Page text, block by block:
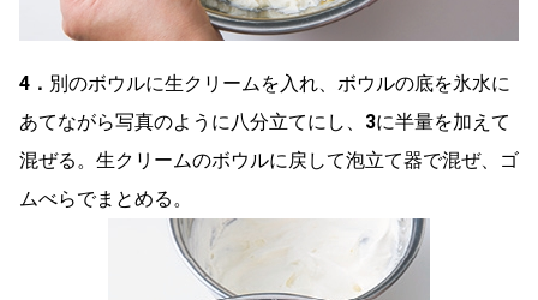
4． 別のボウルに生クリームを入れ、ボウルの底を氷水に
あてながら写真のように八分立てにし、 3に半量を加えて
混ぜる。生クリームのボウルに戻して泡立て器で混ぜ、ゴ
ムべらでまとめる。